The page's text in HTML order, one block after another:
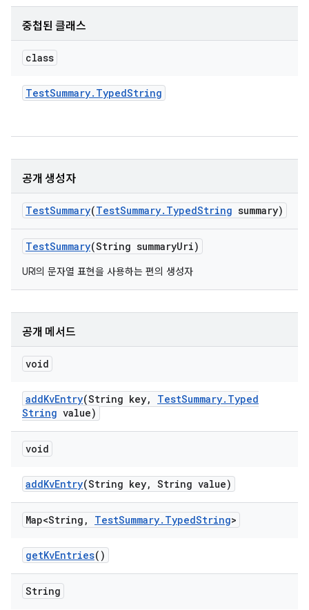
중첩된 클래스
class
TestSummary. TypedString
공개 생성자
TestSummary(TestSummary. TypedString summary)
TestSummary(String summaryUri)
URI의 문자열 표현을 사용하는 편의 생성자
공개 메서드
void
addKvEntry(String key, TestSummary. Typed
String value)
void
addKvEntry(String key, String value)
Map<String , TestSummary. TypedString>
getKvEntries()
String